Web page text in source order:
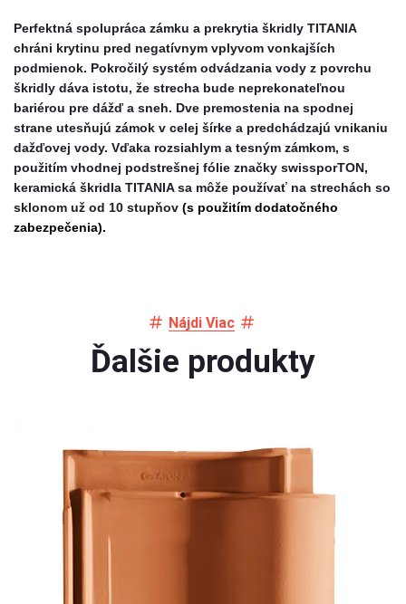
Perfektná spolupráca zámku a prekrytia škridly TITANIA
chráni krytinu pred negatívnym vplyvom vonkajších
podmienok. Pokročilý systém odvádzania vody z povrchu
škridly dáva istotu, že strecha bude neprekonateľnou
bariérou pre dážď a sneh. Dve premostenia na spodnej
strane utesňujú zámok v celej šírke a predchádzajú vnikaniu
dažďovej vody. Vďaka rozsiahlym a tesným zámkom, s
použitím vhodnej podstrešnej fólie značky swissporTON,
keramická škridla TITANIA sa môže používať na strechách so
sklonom už od 10 stupňov (s použitím dodatočného
zabezpečenia).
Nájdi Viac
Ďalšie produkty